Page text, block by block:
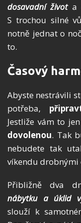
dosavadní života
S trochou silné
notně jednat o
to.
Časový
Abyste nestrávili
potřeba,
Jestliže vám to
dovolenou. Tak
nebudete tak
víkendu drobnými
Přibližně dva
nábytku a úklid
slouží k